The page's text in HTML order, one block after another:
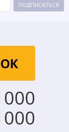
ПОДПИСАТЬСЯ